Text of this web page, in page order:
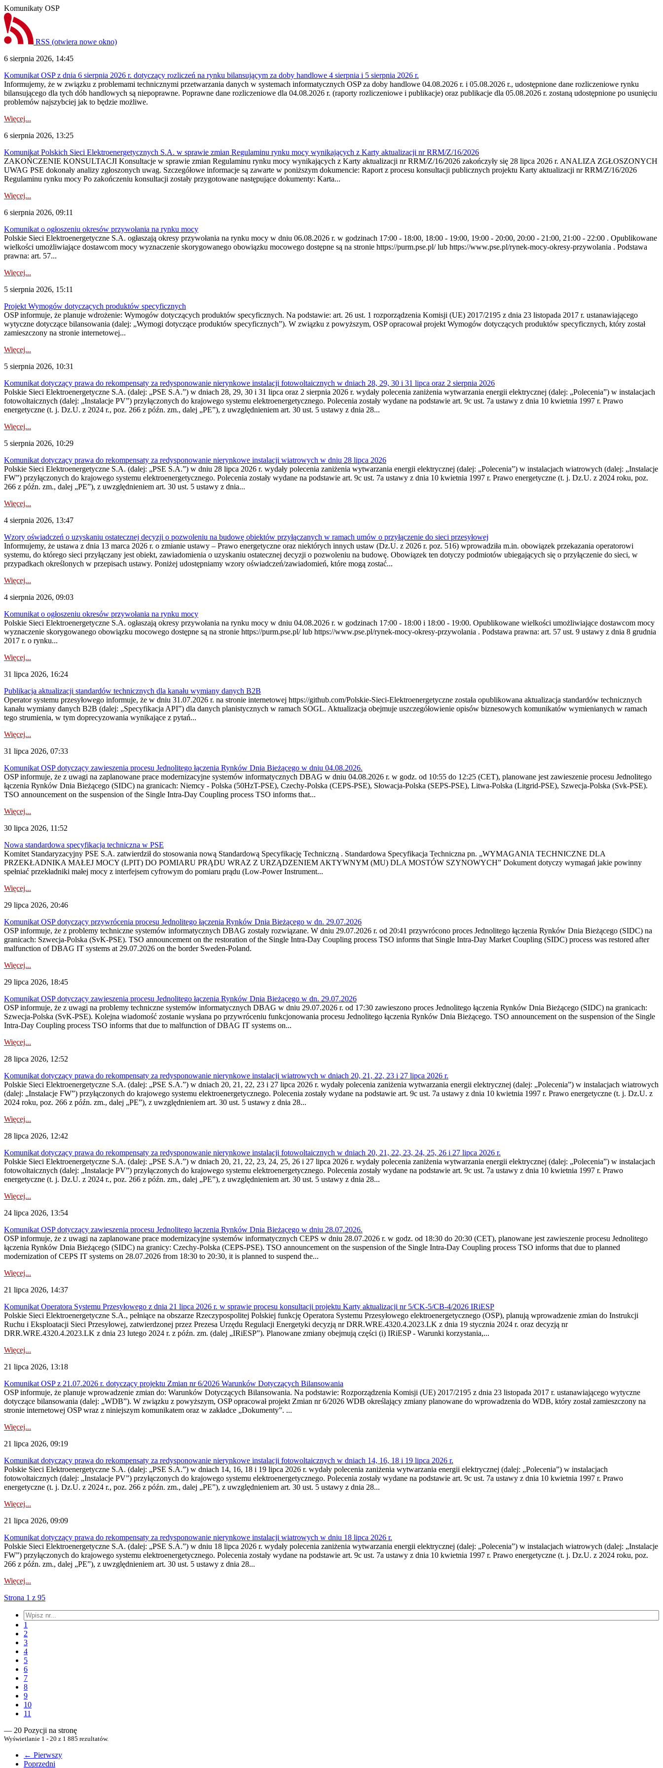
Komunikaty OSP
RSS (otwiera nowe okno)
6 sierpnia 2026, 14:45
Komunikat OSP z dnia 6 sierpnia 2026 r. dotyczący rozliczeń na rynku bilansującym za doby handlowe 4 sierpnia i 5 sierpnia 2026 r.
Informujemy, że w związku z problemami technicznymi przetwarzania danych w systemach informatycznych OSP za doby handlowe 04.08.2026 r. i 05.08.2026 r., udostępnione dane rozliczeniowe rynku
bilansującego dla tych dób handlowych są niepoprawne. Poprawne dane rozliczeniowe dla 04.08.2026 r. (raporty rozliczeniowe i publikacje) oraz publikacje dla 05.08.2026 r. zostaną udostępnione po usunięciu
problemów najszybciej jak to będzie możliwe.
Więcej...
6 sierpnia 2026, 13:25
Komunikat Polskich Sieci Elektroenergetycznych S.A. w sprawie zmian Regulaminu rynku mocy wynikających z Karty aktualizacji nr RRM/Z/16/2026
ZAKOŃCZENIE KONSULTACJI Konsultacje w sprawie zmian Regulaminu rynku mocy wynikających z Karty aktualizacji nr RRM/Z/16/2026 zakończyły się 28 lipca 2026 r. ANALIZA ZGŁOSZONYCH
UWAG PSE dokonały analizy zgłoszonych uwag. Szczegółowe informacje są zawarte w poniższym dokumencie: Raport z procesu konsultacji publicznych projektu Karty aktualizacji nr RRM/Z/16/2026
Regulaminu rynku mocy Po zakończeniu konsultacji zostały przygotowane następujące dokumenty: Karta...
Więcej...
6 sierpnia 2026, 09:11
Komunikat o ogłoszeniu okresów przywołania na rynku mocy
Polskie Sieci Elektroenergetyczne S.A. ogłaszają okresy przywołania na rynku mocy w dniu 06.08.2026 r. w godzinach 17:00 - 18:00, 18:00 - 19:00, 19:00 - 20:00, 20:00 - 21:00, 21:00 - 22:00 . Opublikowane
wielkości umożliwiające dostawcom mocy wyznaczenie skorygowanego obowiązku mocowego dostępne są na stronie https://purm.pse.pl/ lub https://www.pse.pl/rynek-mocy-okresy-przywolania . Podstawa
prawna: art. 57...
Więcej...
5 sierpnia 2026, 15:11
Projekt Wymogów dotyczących produktów specyficznych
OSP informuje, że planuje wdrożenie: Wymogów dotyczących produktów specyficznych. Na podstawie: art. 26 ust. 1 rozporządzenia Komisji (UE) 2017/2195 z dnia 23‍ listopada 2017 r. ustanawiającego
wytyczne dotyczące bilansowania (dalej: „Wymogi dotyczące produktów specyficznych”). W związku z powyższym, OSP opracował projekt Wymogów dotyczących produktów specyficznych, który został
zamieszczony na stronie internetowej...
Więcej...
5 sierpnia 2026, 10:31
Komunikat dotyczący prawa do rekompensaty za redysponowanie nierynkowe instalacji fotowoltaicznych w dniach 28, 29, 30 i 31 lipca oraz 2 sierpnia 2026
Polskie Sieci Elektroenergetyczne S.A. (dalej: „PSE S.A.”) w dniach 28, 29, 30 i 31 lipca oraz 2 sierpnia 2026 r. wydały polecenia zaniżenia wytwarzania energii elektrycznej (dalej: „Polecenia”) w instalacjach
fotowoltaicznych (dalej: „Instalacje PV”) przyłączonych do krajowego systemu elektroenergetycznego. Polecenia zostały wydane na podstawie art. 9c ust. 7a ustawy z dnia 10 kwietnia 1997 r. Prawo
energetyczne (t. j. Dz.U. z 2024 r., poz. 266 z późn. zm., dalej „PE”), z uwzględnieniem art. 30 ust. 5 ustawy z dnia 28...
Więcej...
5 sierpnia 2026, 10:29
Komunikat dotyczący prawa do rekompensaty za redysponowanie nierynkowe instalacji wiatrowych w dniu 28 lipca 2026
Polskie Sieci Elektroenergetyczne S.A. (dalej: „PSE S.A.”) w dniu 28 lipca 2026 r. wydały polecenia zaniżenia wytwarzania energii elektrycznej (dalej: „Polecenia”) w instalacjach wiatrowych (dalej: „Instalacje
FW”) przyłączonych do krajowego systemu elektroenergetycznego. Polecenia zostały wydane na podstawie art. 9c ust. 7a ustawy z dnia 10 kwietnia 1997 r. Prawo energetyczne (t. j. Dz.U. z 2024 roku, poz.
266 z późn. zm., dalej „PE”), z uwzględnieniem art. 30 ust. 5 ustawy z dnia...
Więcej...
4 sierpnia 2026, 13:47
Wzory oświadczeń o uzyskaniu ostatecznej decyzji o pozwoleniu na budowę obiektów przyłączanych w ramach umów o przyłączenie do sieci przesyłowej
Informujemy, że ustawa z dnia 13 marca 2026 r. o zmianie ustawy – Prawo energetyczne oraz niektórych innych ustaw (Dz.U. z 2026 r. poz. 516) wprowadziła m.in. obowiązek przekazania operatorowi
systemu, do którego sieci przyłączany jest obiekt, zawiadomienia o uzyskaniu ostatecznej decyzji o pozwoleniu na budowę. Obowiązek ten dotyczy podmiotów ubiegających się o przyłączenie do sieci, w
przypadkach określonych w przepisach ustawy. Poniżej udostępniamy wzory oświadczeń/zawiadomień, które mogą zostać...
Więcej...
4 sierpnia 2026, 09:03
Komunikat o ogłoszeniu okresów przywołania na rynku mocy
Polskie Sieci Elektroenergetyczne S.A. ogłaszają okresy przywołania na rynku mocy w dniu 04.08.2026 r. w godzinach 17:00 - 18:00 i 18:00 - 19:00. Opublikowane wielkości umożliwiające dostawcom mocy
wyznaczenie skorygowanego obowiązku mocowego dostępne są na stronie https://purm.pse.pl/ lub https://www.pse.pl/rynek-mocy-okresy-przywolania . Podstawa prawna: art. 57 ust. 9 ustawy z dnia 8 grudnia
2017 r. o rynku...
Więcej...
31 lipca 2026, 16:24
Publikacja aktualizacji standardów technicznych dla kanału wymiany danych B2B
Operator systemu przesyłowego informuje, że w dniu 31.07.2026 r. na stronie internetowej https://github.com/Polskie-Sieci-Elektroenergetyczne została opublikowana aktualizacja standardów technicznych
kanału wymiany danych B2B (dalej: „Specyfikacja API”) dla danych planistycznych w ramach SOGL. Aktualizacja obejmuje uszczegółowienie opisów biznesowych komunikatów wymienianych w ramach
tego strumienia, w tym doprecyzowania wynikające z pytań...
Więcej...
31 lipca 2026, 07:33
Komunikat OSP dotyczący zawieszenia procesu Jednolitego łączenia Rynków Dnia Bieżącego w dniu 04.08.2026.
OSP informuje, że z uwagi na zaplanowane prace modernizacyjne systemów informatycznych DBAG w dniu 04.08.2026 r. w godz. od 10:55 do 12:25 (CET), planowane jest zawieszenie procesu Jednolitego
łączenia Rynków Dnia Bieżącego (SIDC) na granicach: Niemcy - Polska (50HzT-PSE), Czechy-Polska (CEPS-PSE), Słowacja-Polska (SEPS-PSE), Litwa-Polska (Litgrid-PSE), Szwecja-Polska (Svk-PSE).
TSO announcement on the suspension of the Single Intra-Day Coupling process TSO informs that...
Więcej...
30 lipca 2026, 11:52
Nowa standardowa specyfikacja techniczna w PSE
Komitet Standaryzacyjny PSE S.A. zatwierdził do stosowania nową Standardową Specyfikację Techniczną . Standardowa Specyfikacja Techniczna pn. „WYMAGANIA TECHNICZNE DLA
PRZEKŁADNIKA MAŁEJ MOCY (LPIT) DO POMIARU PRĄDU WRAZ Z URZĄDZENIEM AKTYWNYM (MU) DLA MOSTÓW SZYNOWYCH” Dokument dotyczy wymagań jakie powinny
spełniać przekładniki małej mocy z interfejsem cyfrowym do pomiaru prądu (Low-Power Instrument...
Więcej...
29 lipca 2026, 20:46
Komunikat OSP dotyczący przywrócenia procesu Jednolitego łączenia Rynków Dnia Bieżącego w dn. 29.07.2026
OSP informuje, że z problemy techniczne systemów informatycznych DBAG zostały rozwiązane. W dniu 29.07.2026 r. od 20:41 przywrócono proces Jednolitego łączenia Rynków Dnia Bieżącego (SIDC) na
granicach: Szwecja-Polska (SvK-PSE). TSO announcement on the restoration of the Single Intra-Day Coupling process TSO informs that Single Intra-Day Market Coupling (SIDC) process was restored after
malfunction of DBAG IT systems at 29.07.2026 on the border Sweden-Poland.
Więcej...
29 lipca 2026, 18:45
Komunikat OSP dotyczący zawieszenia procesu Jednolitego łączenia Rynków Dnia Bieżącego w dn. 29.07.2026
OSP informuje, że z uwagi na problemy techniczne systemów informatycznych DBAG w dniu 29.07.2026 r. od 17:30 zawieszono proces Jednolitego łączenia Rynków Dnia Bieżącego (SIDC) na granicach:
Szwecja-Polska (SvK-PSE). Kolejna wiadomość zostanie wysłana po przywróceniu funkcjonowania procesu Jednolitego łączenia Rynków Dnia Bieżącego. TSO announcement on the suspension of the Single
Intra-Day Coupling process TSO informs that due to malfunction of DBAG IT systems on...
Więcej...
28 lipca 2026, 12:52
Komunikat dotyczący prawa do rekompensaty za redysponowanie nierynkowe instalacji wiatrowych w dniach 20, 21, 22, 23 i 27 lipca 2026 r.
Polskie Sieci Elektroenergetyczne S.A. (dalej: „PSE S.A.”) w dniach 20, 21, 22, 23 i 27 lipca 2026 r. wydały polecenia zaniżenia wytwarzania energii elektrycznej (dalej: „Polecenia”) w instalacjach wiatrowych
(dalej: „Instalacje FW”) przyłączonych do krajowego systemu elektroenergetycznego. Polecenia zostały wydane na podstawie art. 9c ust. 7a ustawy z dnia 10 kwietnia 1997 r. Prawo energetyczne (t. j. Dz.U. z
2024 roku, poz. 266 z późn. zm., dalej „PE”), z uwzględnieniem art. 30 ust. 5 ustawy z dnia 28...
Więcej...
28 lipca 2026, 12:42
Komunikat dotyczący prawa do rekompensaty za redysponowanie nierynkowe instalacji fotowoltaicznych w dniach 20, 21, 22, 23, 24, 25, 26 i 27 lipca 2026 r.
Polskie Sieci Elektroenergetyczne S.A. (dalej: „PSE S.A.”) w dniach 20, 21, 22, 23, 24, 25, 26 i 27 lipca 2026 r. wydały polecenia zaniżenia wytwarzania energii elektrycznej (dalej: „Polecenia”) w instalacjach
fotowoltaicznych (dalej: „Instalacje PV”) przyłączonych do krajowego systemu elektroenergetycznego. Polecenia zostały wydane na podstawie art. 9c ust. 7a ustawy z dnia 10 kwietnia 1997 r. Prawo
energetyczne (t. j. Dz.U. z 2024 r., poz. 266 z późn. zm., dalej „PE”), z uwzględnieniem art. 30 ust. 5 ustawy z dnia 28...
Więcej...
24 lipca 2026, 13:54
Komunikat OSP dotyczący zawieszenia procesu Jednolitego łączenia Rynków Dnia Bieżącego w dniu 28.07.2026.
OSP informuje, że z uwagi na zaplanowane prace modernizacyjne systemów informatycznych CEPS w dniu 28.07.2026 r. w godz. od 18:30 do 20:30 (CET), planowane jest zawieszenie procesu Jednolitego
łączenia Rynków Dnia Bieżącego (SIDC) na granicy: Czechy-Polska (CEPS-PSE). TSO announcement on the suspension of the Single Intra-Day Coupling process TSO informs that due to planned
modernization of CEPS IT systems on 28.07.2026 from 18:30 to 20:30, it is planned to suspend the...
Więcej...
21 lipca 2026, 14:37
Komunikat Operatora Systemu Przesyłowego z dnia 21 lipca 2026 r. w sprawie procesu konsultacji projektu Karty aktualizacji nr 5/CK-5/CB-4/2026 IRiESP
Polskie Sieci Elektroenergetyczne S.A., pełniące na obszarze Rzeczypospolitej Polskiej funkcję Operatora Systemu Przesyłowego elektroenergetycznego (OSP), planują wprowadzenie zmian do Instrukcji
Ruchu i Eksploatacji Sieci Przesyłowej, zatwierdzonej przez Prezesa Urzędu Regulacji Energetyki decyzją nr DRR.WRE.4320.4.2023.LK z dnia 19 stycznia 2024 r. oraz decyzją nr
DRR.WRE.4320.4.2023.LK z dnia 23 lutego 2024 r. z późn. zm. (dalej „IRiESP”). Planowane zmiany obejmują części (i) IRiESP - Warunki korzystania,...
Więcej...
21 lipca 2026, 13:18
Komunikat OSP z 21.07.2026 r. dotyczący projektu Zmian nr 6/2026 Warunków Dotyczących Bilansowania
OSP informuje, że planuje wprowadzenie zmian do: Warunków Dotyczących Bilansowania. Na podstawie: Rozporządzenia Komisji (UE) 2017/2195 z dnia 23‍ listopada 2017 r. ustanawiającego wytyczne
dotyczące bilansowania (dalej: „WDB”). W związku z powyższym, OSP opracował projekt Zmian nr 6/2026 WDB określający zmiany planowane do wprowadzenia do WDB, który został zamieszczony na
stronie internetowej OSP wraz z niniejszym komunikatem oraz w zakładce „Dokumenty”. ...
Więcej...
21 lipca 2026, 09:19
Komunikat dotyczący prawa do rekompensaty za redysponowanie nierynkowe instalacji fotowoltaicznych w dniach 14, 16, 18 i 19 lipca 2026 r.
Polskie Sieci Elektroenergetyczne S.A. (dalej: „PSE S.A.”) w dniach 14, 16, 18 i 19 lipca 2026 r. wydały polecenia zaniżenia wytwarzania energii elektrycznej (dalej: „Polecenia”) w instalacjach
fotowoltaicznych (dalej: „Instalacje PV”) przyłączonych do krajowego systemu elektroenergetycznego. Polecenia zostały wydane na podstawie art. 9c ust. 7a ustawy z dnia 10 kwietnia 1997 r. Prawo
energetyczne (t. j. Dz.U. z 2024 r., poz. 266 z późn. zm., dalej „PE”), z uwzględnieniem art. 30 ust. 5 ustawy z dnia 28...
Więcej...
21 lipca 2026, 09:09
Komunikat dotyczący prawa do rekompensaty za redysponowanie nierynkowe instalacji wiatrowych w dniu 18 lipca 2026 r.
Polskie Sieci Elektroenergetyczne S.A. (dalej: „PSE S.A.”) w dniu 18 lipca 2026 r. wydały polecenia zaniżenia wytwarzania energii elektrycznej (dalej: „Polecenia”) w instalacjach wiatrowych (dalej: „Instalacje
FW”) przyłączonych do krajowego systemu elektroenergetycznego. Polecenia zostały wydane na podstawie art. 9c ust. 7a ustawy z dnia 10 kwietnia 1997 r. Prawo energetyczne (t. j. Dz.U. z 2024 roku, poz.
266 z późn. zm., dalej „PE”), z uwzględnieniem art. 30 ust. 5 ustawy z dnia 28...
Więcej...
Strona 1 z 95
1
2
3
4
5
6
7
8
9
10
11
— 20 Pozycji na stronę
Wyświetlanie 1 - 20 z 1 885 rezultatów.
← Pierwszy
Poprzedni